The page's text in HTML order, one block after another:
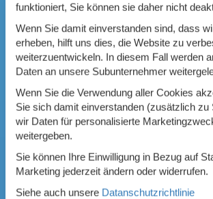
funktioniert, Sie können sie daher nicht
Wenn Sie damit einverstanden sind, dass
erheben, hilft uns dies, die Website zu
weiterzuentwickeln. In diesem Fall werden
Daten an unsere Subunternehmer
Wenn Sie die Verwendung aller Cookies
Sie sich damit einverstanden (zusätzlich zu
wir Daten für personalisierte
weitergeben.
Sie können Ihre Einwilligung in Bezug auf
Marketing jederzeit ändern oder widerrufen.
Siehe auch unsere Datanschutzrichtlinie